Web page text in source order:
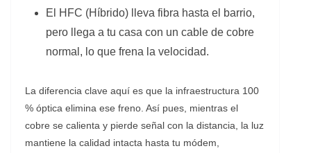
El HFC (Híbrido) lleva fibra hasta el barrio,
pero llega a tu casa con un cable de cobre
normal, lo que frena la velocidad.
La diferencia clave aquí es que la infraestructura 100
% óptica elimina ese freno. Así pues, mientras el
cobre se calienta y pierde señal con la distancia, la luz
mantiene la calidad intacta hasta tu módem,